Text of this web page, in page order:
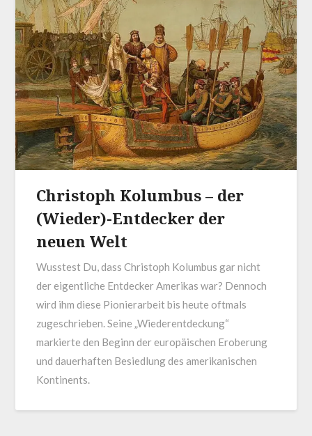
Christoph Kolumbus – der
(Wieder)-Entdecker der
neuen Welt
Wusstest Du, dass Christoph Kolumbus gar nicht
der eigentliche Entdecker Amerikas war? Dennoch
wird ihm diese Pionierarbeit bis heute oftmals
zugeschrieben. Seine „Wiederentdeckung“
markierte den Beginn der europäischen Eroberung
und dauerhaften Besiedlung des amerikanischen
Kontinents.